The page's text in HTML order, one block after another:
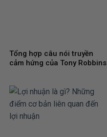
Tổng hợp câu nói truyền
cảm hứng của Tony Robbins